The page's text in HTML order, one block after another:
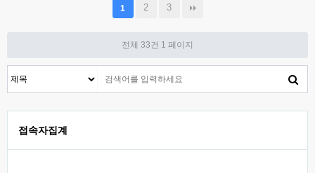
1 2 3
전체 33건 1 페이지
접속자집계